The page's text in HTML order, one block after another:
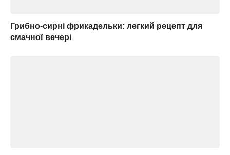
Грибно-сирні фрикадельки: легкий рецепт для
смачної вечері